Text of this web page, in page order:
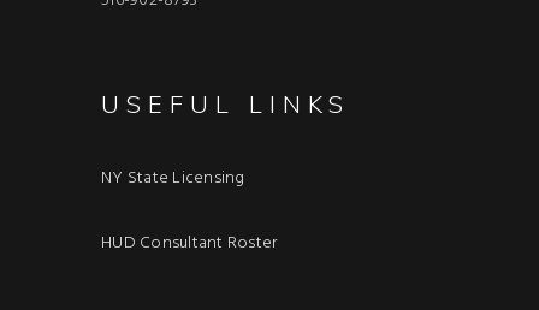
USEFUL LINKS
NY State Licensing
HUD Consultant Roster